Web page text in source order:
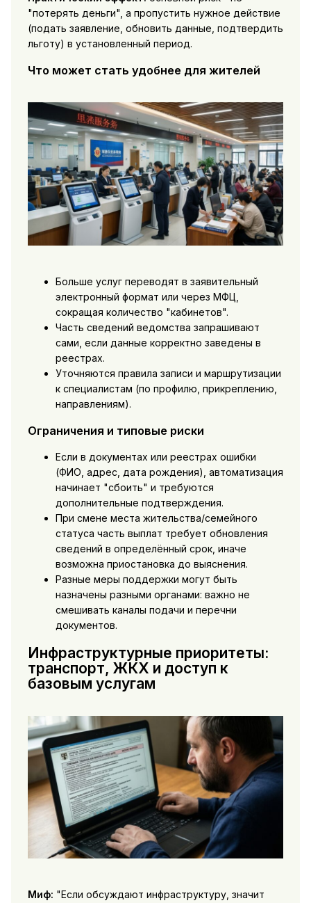
"потерять деньги", а пропустить нужное действие
(подать заявление, обновить данные, подтвердить
льготу) в установленный период.
Что может стать удобнее для жителей
Больше услуг переводят в заявительный
электронный формат или через МФЦ,
сокращая количество "кабинетов".
Часть сведений ведомства запрашивают
сами, если данные корректно заведены в
реестрах.
Уточняются правила записи и маршрутизации
к специалистам (по профилю, прикреплению,
направлениям).
Ограничения и типовые риски
Если в документах или реестрах ошибки
(ФИО, адрес, дата рождения), автоматизация
начинает "сбоить" и требуются
дополнительные подтверждения.
При смене места жительства/семейного
статуса часть выплат требует обновления
сведений в определённый срок, иначе
возможна приостановка до выяснения.
Разные меры поддержки могут быть
назначены разными органами: важно не
смешивать каналы подачи и перечни
документов.
Инфраструктурные приоритеты:
транспорт, ЖКХ и доступ к
базовым услугам
Миф: "Если обсуждают инфраструктуру, значит